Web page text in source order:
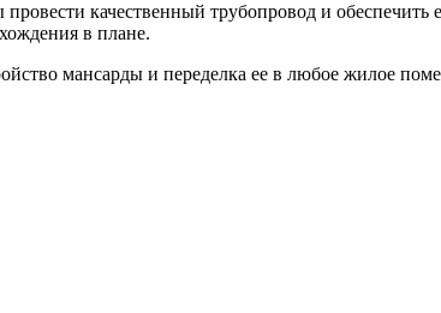
провести качественный трубопровод и
в плане.
мансарды и переделка ее в любое жилое